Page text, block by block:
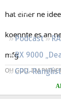
Regeln
Podcast
RX 9000
CPU-
hat einer ne
koennte es an
mfg
OH GOD, I'M